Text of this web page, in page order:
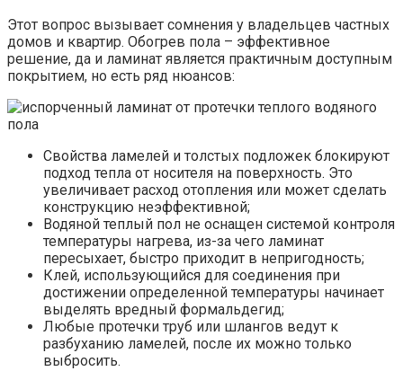
Этот вопрос вызывает сомнения у владельцев частных
домов и квартир. Обогрев пола – эффективное
решение, да и ламинат является практичным доступным
покрытием, но есть ряд нюансов:
Свойства ламелей и толстых подложек блокируют
подход тепла от носителя на поверхность. Это
увеличивает расход отопления или может сделать
конструкцию неэффективной;
Водяной теплый пол не оснащен системой контроля
температуры нагрева, из-за чего ламинат
пересыхает, быстро приходит в непригодность;
Клей, использующийся для соединения при
достижении определенной температуры начинает
выделять вредный формальдегид;
Любые протечки труб или шлангов ведут к
разбуханию ламелей, после их можно только
выбросить.